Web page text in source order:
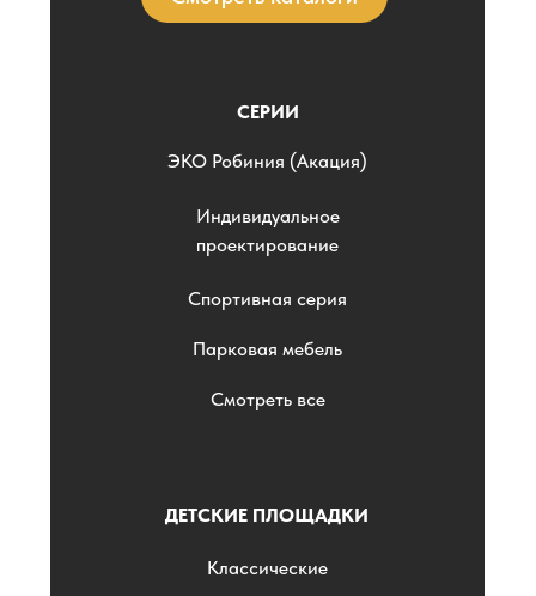
СЕРИИ
ЭKO Робиния (Акация)
Спортивная серия
Парковая мебель
Смотреть все
Индивидуальное
проектирование
ДЕТСКИЕ ПЛОЩАДКИ
Классические